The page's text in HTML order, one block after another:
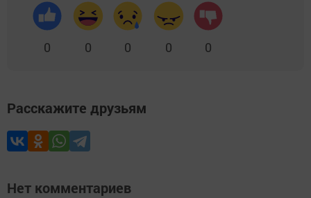
0 0 0 0 0
Расскажите друзьям
Нет комментариев